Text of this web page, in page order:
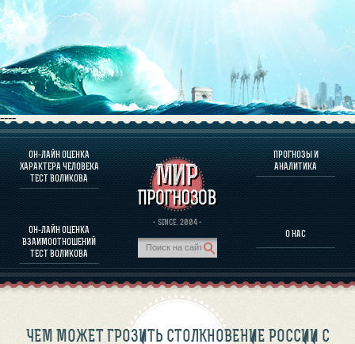
----
ОН-ЛАЙН ОЦЕНКА
ХАРАКТЕРА ЧЕЛОВЕКА
ТЕСТ ВОЛИКОВА
ОН-ЛАЙН ОЦЕНКА
ВЗАИМООТНОШЕНИЙ
ТЕСТ ВОЛИКОВА
· SINCE. 2004 ·
ПРОГНОЗЫ И
АНАЛИТИКА
О НАС
О ПРОГРАММЕ
ОЦЕНКА ХАРАКТЕРA ЧЕЛОВЕКА
ОЦЕНКА ХАРАКТЕРА ВЫДАЮЩИХСЯ ЛИЧНОСТЕЙ
О ПРОГРАММЕ
ПРОГНОЗЫ И АНАЛИТИКА
ЧЕМ МОЖЕТ ГРОЗИТЬ СТОЛКНОВЕНИЕ РОССИИ С